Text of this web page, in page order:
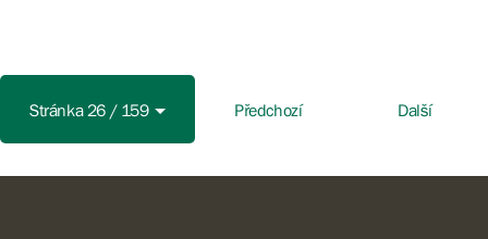
Stránka 26 / 159 Předchozí Další